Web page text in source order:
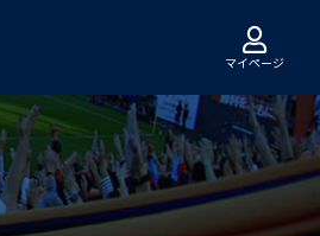
マイページ